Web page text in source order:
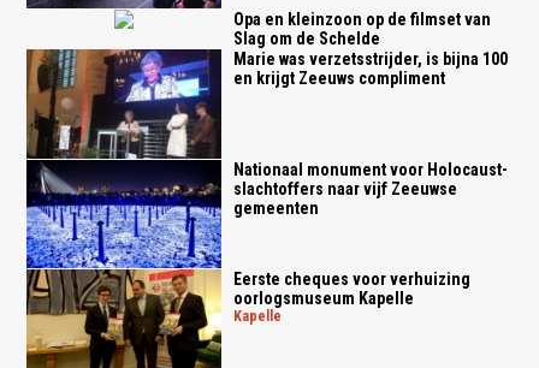
Opa en kleinzoon op de filmset van
Slag om de Schelde
Marie was verzetsstrijder, is bijna 100
en krijgt Zeeuws compliment
Nationaal monument voor Holocaust-
slachtoffers naar vijf Zeeuwse
gemeenten
Eerste cheques voor verhuizing
oorlogsmuseum Kapelle
kapelle